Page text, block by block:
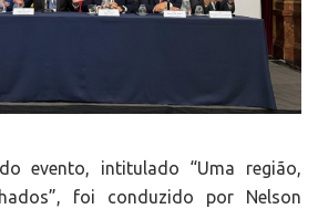
evento, intitulado “Uma região,
foi conduzido por Nelson